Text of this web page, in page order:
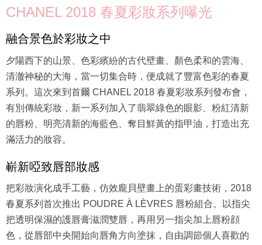
CHANEL 2018 春夏彩妝系列曝光
融合景色於彩妝之中
夕陽西下的山景、色彩繽紛的古代壁畫、顏色柔和的雲海、
清澈神秘的大海，當一切集合時，便成就了豐富色彩的春夏
系列。這次來到首爾 CHANEL 2018 春夏彩妝系列發布會，
有別傳統彩妝，新一系列加入了翡翠綠色的眼影、粉紅清新
的唇粉、明亮清新的海藍色、奪目鮮黃的指甲油，打造出充
滿活力的妝容。
嶄新啞致唇部妝感
把彩妝演化成手工藝，仿效龐貝壁畫上的蛋彩畫技術，2018
春夏系列首次推出 POUDRE À LÈVRES 唇粉組合。以指尖
把透明保濕的護唇膏滋潤雙唇，再用另一指尖加上唇粉顔
色，從唇部中央開始向唇角方向塗抹，自由調節個人喜歡的